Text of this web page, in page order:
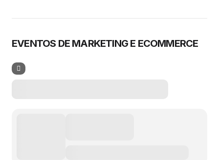
EVENTOS DE MARKETING E ECOMMERCE